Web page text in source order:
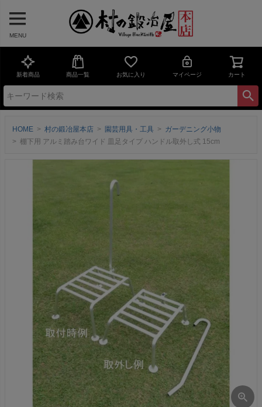
MENU
新着商品 商品一覧 お気に入り マイページ カート
HOME 村の鍛冶屋本店 園芸用具・工具
ガーデニング小物
棚下用 アルミ踏み台ワイド 皿足タイプ ハンドル取外し式 15cm